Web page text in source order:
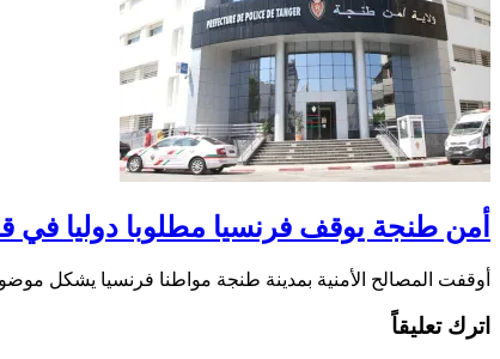
أمن طنجة يوقف فرنسيا مطلوبا دوليا في
أوقفت المصالح الأمنية بمدينة طنجة مواطنا فرنسيا يشكل
اترك تعليقاً